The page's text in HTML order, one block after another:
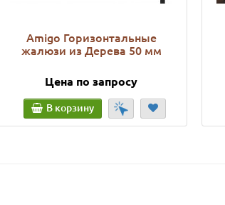
Amigo Горизонтальные
жалюзи из Дерева 50 мм
Цена по запросу
В корзину